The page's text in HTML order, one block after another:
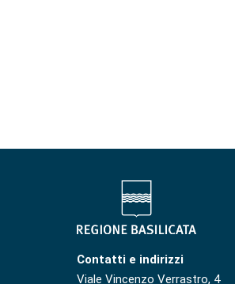
Contatti e indirizzi
Viale Vincenzo Verrastro, 4